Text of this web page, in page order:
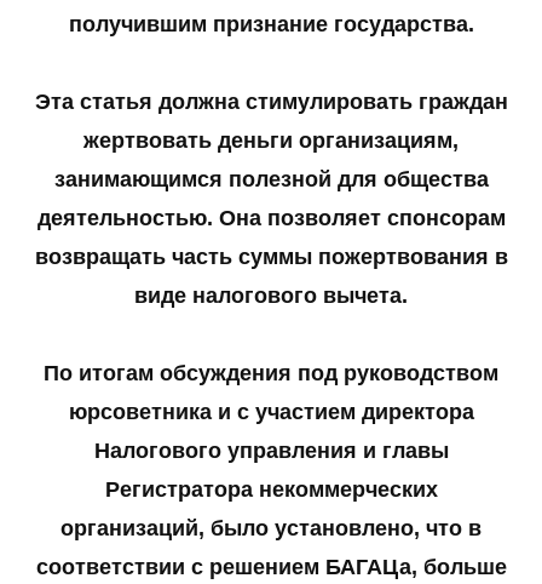
получившим признание государства.
Эта статья должна стимулировать граждан
жертвовать деньги организациям,
занимающимся полезной для общества
деятельностью. Она позволяет спонсорам
возвращать часть суммы пожертвования в
виде налогового вычета.
По итогам обсуждения под руководством
юрсоветника и с участием директора
Налогового управления и главы
Регистратора некоммерческих
организаций, было установлено, что в
соответствии с решением БАГАЦа, больше